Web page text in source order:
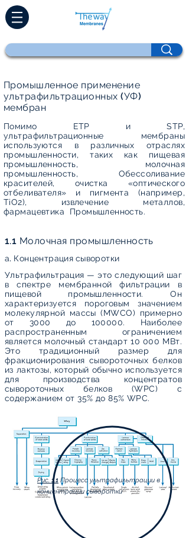
Промышленное применение
ультрафильтрационных (УФ)
мембран
Помимо ETP и STP,
ультрафильтрационные мембраны
используются в различных отраслях
промышленности, таких как пищевая
промышленность, молочная
промышленность, Обессоливание
красителей, очистка «оптического
отбеливателя» и пигмента (например,
TiO2), извлечение металлов,
фармацевтика Промышленность.
1.1 Молочная промышленность
а. Концентрация сыворотки
Ультрафильтрация — это следующий шаг
в спектре мембранной фильтрации в
пищевой промышленности. Он
характеризуется пороговым значением
молекулярной массы (MWCO) примерно
от 3000 до 100000. Наиболее
распространенным ограничением
является молочный стандарт 10 000 МВт.
Это традиционный размер для
фракционирования сывороточных белков
из лактозы, который обычно используется
для производства концентратов
сывороточных белков (WPC) с
содержанием от 35% до 85% WPC.
Рис. 1.1 Процесс ультрафильтрации в
концентрации сыворотки